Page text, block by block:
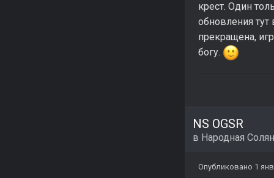
крест. Один
обновления
прекращена,
богу.
NS OGSR
в Народная
Опубликовано 1